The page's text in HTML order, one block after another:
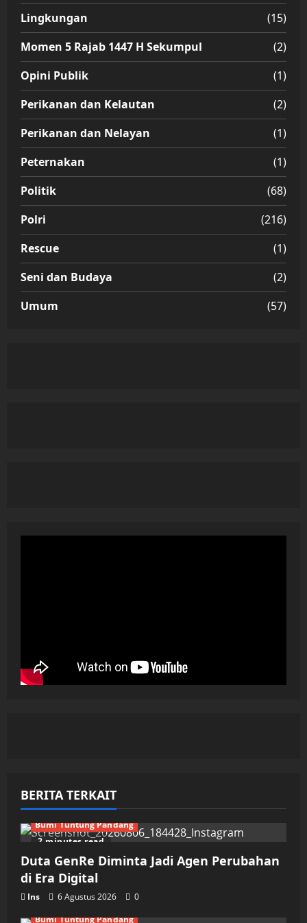
Lingkungan
(15)
Momen 5 Rajab 1447 H Sekumpul
(2)
Opini Publik
(1)
Perikanan dan Kelautan
(2)
Perikanan dan Nelayan
(1)
Peternakan
(1)
Politik
(68)
Polri
(216)
Rescue
(1)
Seni dan Budaya
(2)
Umum
(57)
BERITA TERKAIT
2 minutes read
Bumi Tuntung Pandang
Duta GenRe Diminta Jadi Agen Perubahan
di Era Digital
Ins 6 Agustus 2026 0
Bumi Tuntung Pandang